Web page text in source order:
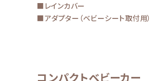
■レインカバー
■アダプター（ベビーシート取付用）
コンパクトベビーカー